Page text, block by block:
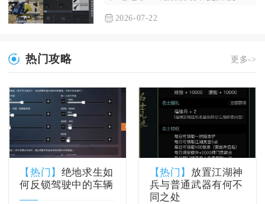
2026-07-22
热门攻略 更多->
【热门】 绝地求生如
何反锁驾驶中的车辆
【热门】 放置江湖神
兵与普通武器有何不
同之处